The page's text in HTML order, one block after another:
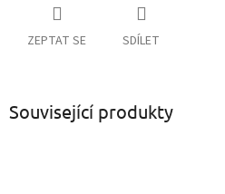
ZEPTAT SE SDÍLET
Související produkty